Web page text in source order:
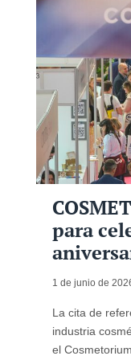
para
1 de junio de
La cita de
industria
el